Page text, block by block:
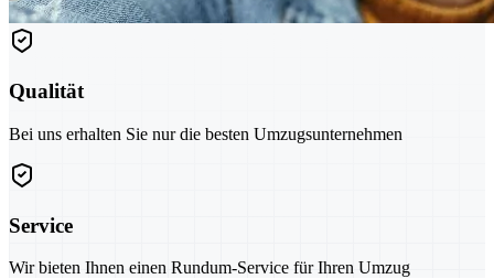
Qualität
Bei uns erhalten Sie nur die besten Umzugsunternehmen
Service
Wir bieten Ihnen einen Rundum-Service für Ihren Umzug